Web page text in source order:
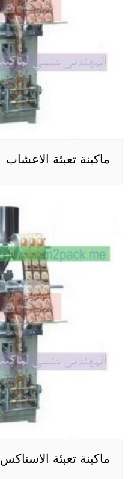
ماكينة تعبئة الاعشاب
ماكينة تعبئة الاسناكس